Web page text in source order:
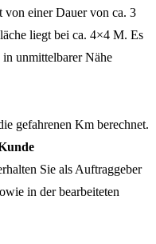
von einer Dauer von ca. 3
liegt bei ca. 4×4 M. Es
unmittelbarer Nähe
gefahrenen Km berechnet.
Sie als Auftraggeber
in der bearbeiteten